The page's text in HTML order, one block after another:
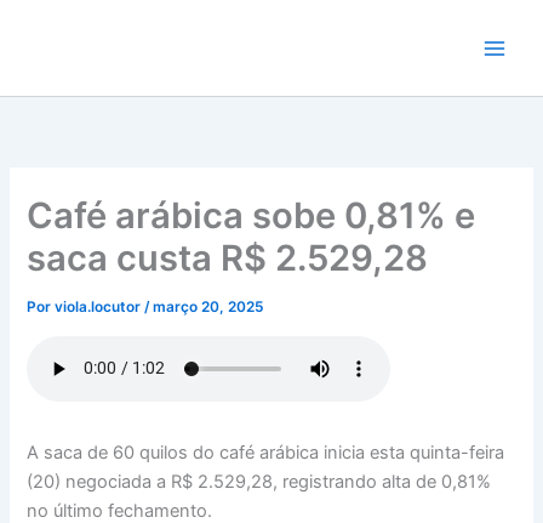
conteúdo
Café arábica sobe 0,81% e
saca custa R$ 2.529,28
Porviola.locutor/março 20, 2025
A saca de 60 quilos do café arábica inicia esta quinta-feira
(20) negociada a R$ 2.529,28, registrando alta de 0,81%
no último fechamento.